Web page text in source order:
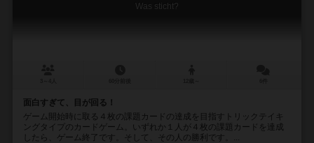
Was sticht?
面白すぎて、目が回る！
ゲーム開始時に取る４枚の課題カードの達成を目指すトリックテイキ
ングタイプのカードゲーム。いずれか１人が４枚の課題カードを達成
したら、ゲーム終了です。そして、その人の勝利です。...